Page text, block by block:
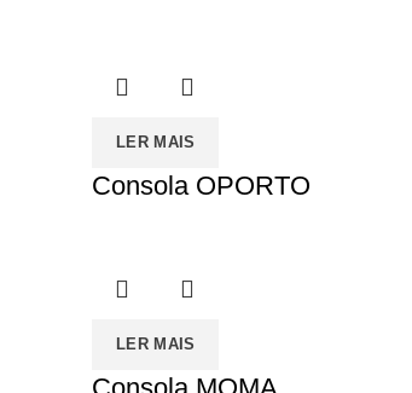
LER MAIS
Consola OPORTO
LER MAIS